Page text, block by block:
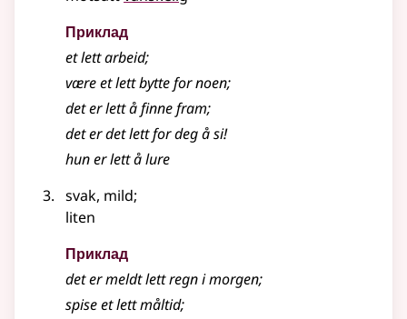
Приклад
etlettarbeid;
være etlettbytte for noen;
det erlettå finne fram;
det er detlettfor deg å si!
hun erlettå lure
svak, mild;
liten
Приклад
det er meldtlettregn i morgen;
spise etlettmåltid;